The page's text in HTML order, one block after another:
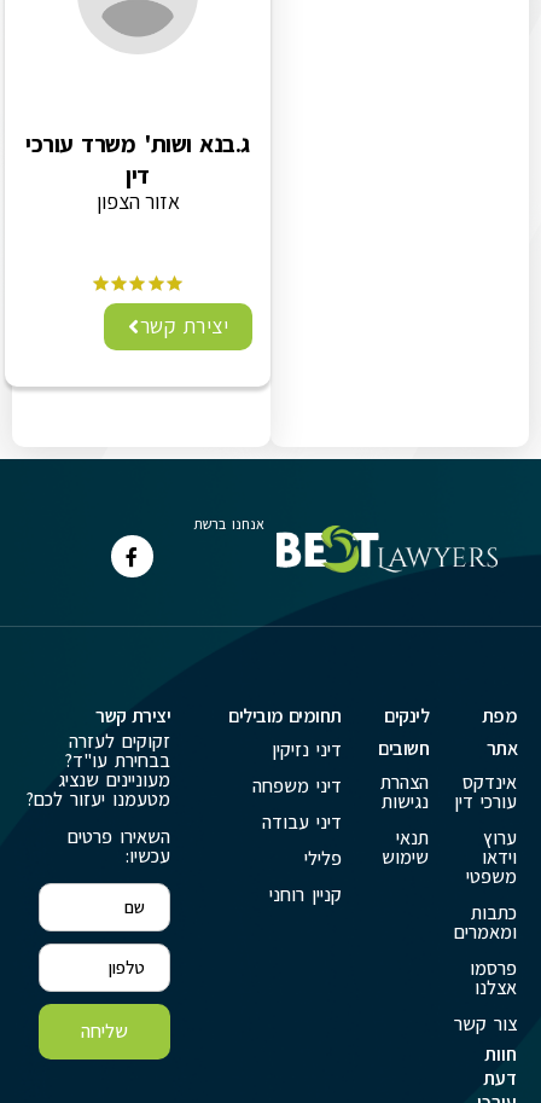
ג.בנא ושות' משרד עורכי
דין
אזור הצפון
יצירת קשר
אנחנו ברשת
מפת
אתר
אינדקס
עורכי דין
ערוץ
וידאו
משפטי
כתבות
ומאמרים
פרסמו
אצלנו
צור קשר
חוות
דעת
לינקים
חשובים
הצהרת
נגישות
תנאי
שימוש
תחומים מובילים
דיני נזיקין
דיני משפחה
דיני עבודה
פלילי
קניין רוחני
יצירת קשר
זקוקים לעזרה
בבחירת עו"ד?
מעוניינים שנציג
מטעמנו יעזור לכם?
השאירו פרטים
עכשיו:
שליחה